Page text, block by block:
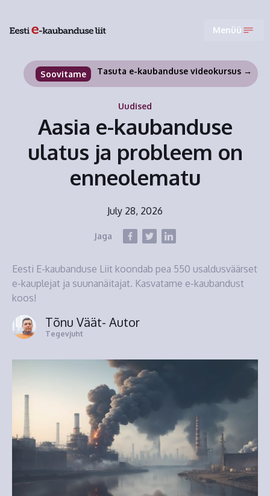
Menüü
Soovitame Tasuta e-kaubanduse videokursus →
Uudised
Aasia e-kaubanduse
ulatus ja probleem on
enneolematu
July 28, 2026
Jaga
Eesti E-kaubanduse Liit koondab pea 550 usaldusväärset
e-kauplejat ja suunanäitajat. Kasvatame e-kaubandust
koos!
Tõnu Väät- Autor
Tegevjuht